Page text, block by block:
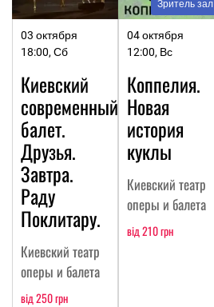
03 октября
18:00, Сб
Киевский
современный
балет.
Друзья.
Завтра.
Раду
Поклитару.
Киевский театр
оперы и балета
від 250 грн
Зритель зал
04 октября
12:00, Вс
Коппелия.
Новая
история
куклы
Киевский театр
оперы и балета
від 210 грн